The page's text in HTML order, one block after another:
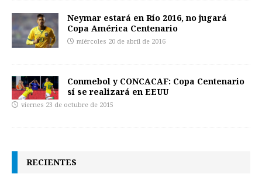
Neymar estará en Río 2016, no jugará
Copa América Centenario
miércoles 20 de abril de 2016
Conmebol y CONCACAF: Copa Centenario
sí se realizará en EEUU
viernes 23 de octubre de 2015
RECIENTES